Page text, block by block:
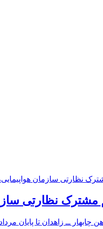
مشترک نظارتی